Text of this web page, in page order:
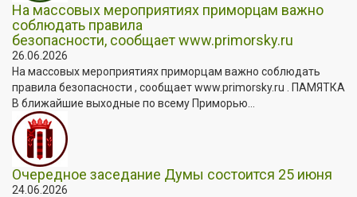
На массовых мероприятиях приморцам важно
соблюдать правила
безопасности, сообщает www.primorsky.ru
26.06.2026
На массовых мероприятиях приморцам важно соблюдать
правила безопасности , сообщает www.primorsky.ru . ПАМЯТКА
В ближайшие выходные по всему Приморью...
Очередное заседание Думы состоится 25 июня
24.06.2026